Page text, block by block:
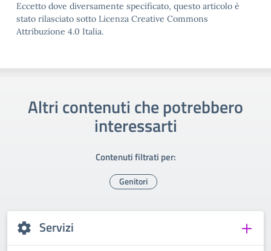
Eccetto dove diversamente specificato, questo articolo è
stato rilasciato sotto Licenza Creative Commons
Attribuzione 4.0 Italia.
Altri contenuti che potrebbero
interessarti
Contenuti filtrati per:
Genitori
Servizi